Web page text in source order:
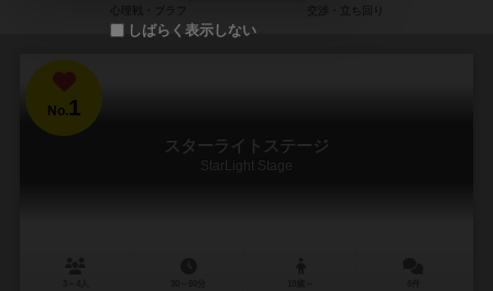
No.1
スターライトステージ
StarLight Stage
しばらく表示しない